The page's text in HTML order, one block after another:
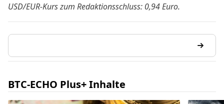
USD/EUR-Kurs zum Redaktionsschluss: 0,94 Euro.
BTC-ECHO Plus+ Inhalte